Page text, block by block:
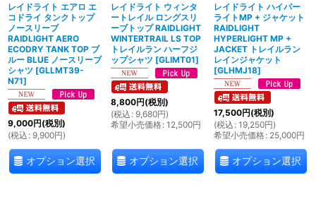
レイドライト エアロ エ
コドライ タンクトップ
ノースリーブ
RAIDLIGHT AERO
ECODRY TANK TOP ブ
ルー BLUE ノースリーブ
シャツ [GLLMT39-
N71]
9,000円(税別)
(税込 : 9,900円)
オプション選択
レイドライト ウィンタ
ートレイル ロングスリ
ーブトップ RAIDLIGHT
WINTERTRAIL LS TOP
トレイルラン ハーフジ
ップシャツ [GLIMT01]
8,800円(税別)
(税込 : 9,680円)
希望小売価格: 12,500円
オプション選択
レイドライト ハイパー
ライトMP + ジャケット
RAIDLIGHT
HYPERLIGHT MP +
JACKET トレイルラン
レインジャケット
[GLHMJ18]
17,500円(税別)
(税込 : 19,250円)
希望小売価格: 25,000円
オプション選択